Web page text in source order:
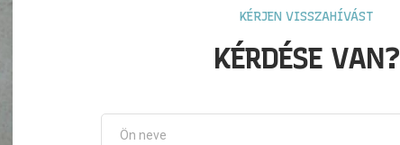
KÉRJEN VISSZAHÍVÁST
KÉRDÉSE VAN?